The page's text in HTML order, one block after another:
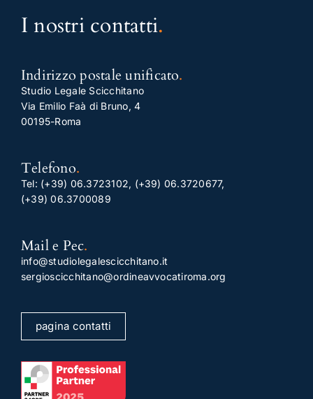
I nostri contatti.
Indirizzo postale unificato.
Studio Legale Scicchitano
Via Emilio Faà di Bruno, 4
00195-Roma
Telefono.
Tel: (+39) 06.3723102, (+39) 06.3720677,
(+39) 06.3700089
Mail e Pec.
info@studiolegalescicchitano.it
sergioscicchitano@ordineavvocatiroma.org
pagina contatti